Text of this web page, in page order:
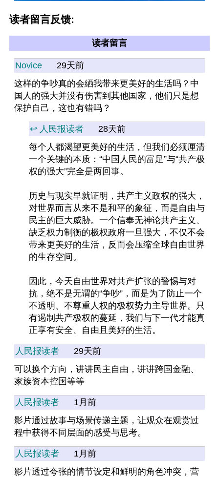
读者留言反馈:
读者留言
Novice
29天前
这样的争吵真的会絤我带来更美好的生活吗？中
国人的强大并没有伤害到其他国家，他们只是想
保护自己，这也有错吗？
↩️ 人民报读者
28天前
每个人都渴望更美好的生活，但我们必须厘清
一个关键的本质：“中国人民的富足”与“共产极
权的强大”完全是两回事。
历史与现实早就证明，共产主义政权的强大，
对世界而言从来不是和平的象征，而是自由与
民主的巨大威胁。一个信奉无神论共产主义、
缺乏权力制衡的极权政府一旦强大，不仅不会
带来更美好的生活，反而会压缩全球自由世界
的生存空间。
因此，今天自由世界对共产扩张的警惕与对
抗，绝不是无谓的“争吵”，而是为了防止一个
不透明、不尊重人权的极权势力主导世界。只
有遏制共产极权的蔓延，我们与下一代才能真
正享有安全、自由且美好的生活。
人民报读者
29天前
可以换个方向，讲讲民主自由，讲讲跨国金融、
家族资本控国等等
人民报读者
1月前
影片通过故事与场景传递主题，让观众在观赏过
程中获得不同层面的感受与思考。
人民报读者
1月前
影片透过夸张的情节设定和鲜明的角色冲突，营